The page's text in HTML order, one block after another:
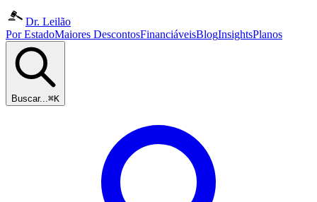
Dr. Leilão
Por EstadoMaiores DescontosFinanciáveisBlogInsightsPlanos
Buscar...⌘K